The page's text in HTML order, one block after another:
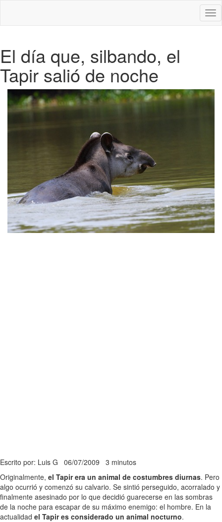
El día que, silbando, el
Tapir salió de noche
Escrito por: Luis G 06/07/2009 3 minutos
Originalmente, el Tapir era un animal de costumbres diurnas. Pero
algo ocurrió y comenzó su calvario. Se sintió perseguido, acorralado y
finalmente asesinado por lo que decidió guarecerse en las sombras
de la noche para escapar de su máximo enemigo: el hombre. En la
actualidad el Tapir es considerado un animal nocturno.